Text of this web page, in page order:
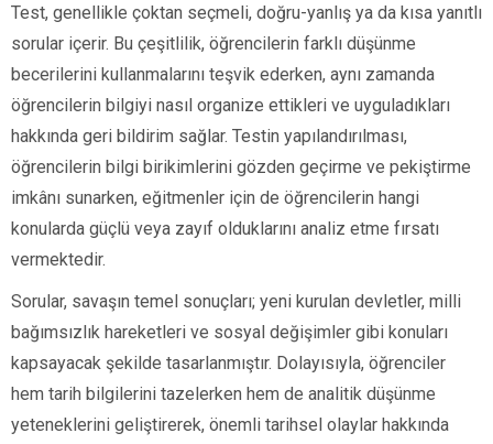
Test, genellikle çoktan seçmeli, doğru-yanlış ya da kısa yanıtlı
sorular içerir. Bu çeşitlilik, öğrencilerin farklı düşünme
becerilerini kullanmalarını teşvik ederken, aynı zamanda
öğrencilerin bilgiyi nasıl organize ettikleri ve uyguladıkları
hakkında geri bildirim sağlar. Testin yapılandırılması,
öğrencilerin bilgi birikimlerini gözden geçirme ve pekiştirme
imkânı sunarken, eğitmenler için de öğrencilerin hangi
konularda güçlü veya zayıf olduklarını analiz etme fırsatı
vermektedir.
Sorular, savaşın temel sonuçları; yeni kurulan devletler, milli
bağımsızlık hareketleri ve sosyal değişimler gibi konuları
kapsayacak şekilde tasarlanmıştır. Dolayısıyla, öğrenciler
hem tarih bilgilerini tazelerken hem de analitik düşünme
yeteneklerini geliştirerek, önemli tarihsel olaylar hakkında